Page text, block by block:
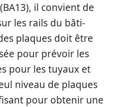
il convient de
les rails du bâti-
plaques doit être
pour prévoir les
pour les tuyaux et
niveau de plaques
pour obtenir une